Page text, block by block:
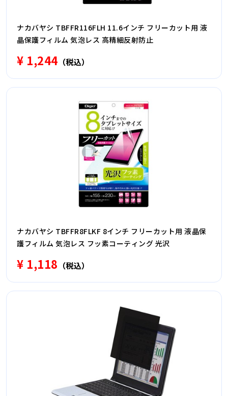
ナカバヤシ TBFFR116FLH 11.6インチ フリーカット用 液
晶保護フィルム 気泡レス 高精細反射防止
¥ 1,244 （税込）
ナカバヤシ TBFFR8FLKF 8インチ フリーカット用 液晶保
護フィルム 気泡レス フッ素コーティング 光沢
¥ 1,118 （税込）